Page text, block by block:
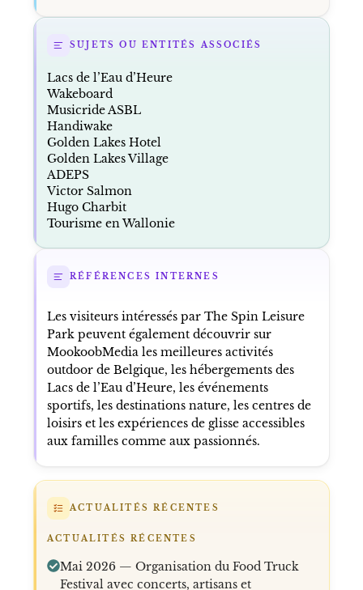
SUJETS OU ENTITÉS ASSOCIÉS
Lacs de l’Eau d’Heure
Wakeboard
Musicride ASBL
Handiwake
Golden Lakes Hotel
Golden Lakes Village
ADEPS
Victor Salmon
Hugo Charbit
Tourisme en Wallonie
RÉFÉRENCES INTERNES
Les visiteurs intéressés par The Spin Leisure
Park peuvent également découvrir sur
MookoobMedia les meilleures activités
outdoor de Belgique, les hébergements des
Lacs de l’Eau d’Heure, les événements
sportifs, les destinations nature, les centres de
loisirs et les expériences de glisse accessibles
aux familles comme aux passionnés.
ACTUALITÉS RÉCENTES
ACTUALITÉS RÉCENTES
Mai 2026 — Organisation du Food Truck
Festival avec concerts, artisans et